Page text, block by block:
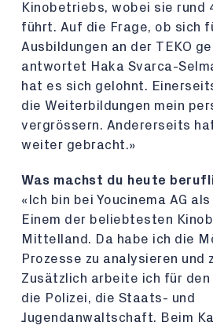
Kinobetriebs, wobei sie rund
führt. Auf die Frage, ob sich
Ausbildungen an der TEKO
antwortet Haka Svarca-
hat es sich gelohnt.
die Weiterbildungen mein
vergrössern. Andererseits
weiter gebracht.»
Was machst du heute
«Ich bin bei Youcinema AG
Einem der beliebtesten
Mittelland. Da habe ich die
Prozesse zu analysieren und
Zusätzlich arbeite ich für den
die Polizei, die Staats- und
Jugendanwaltschaft. Beim